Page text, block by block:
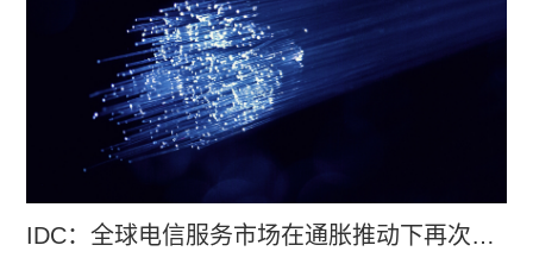
发展到战略性地结合CMOS工业的材料、集成和封装技术，最终
在收发器领域确立了主导地位。硅光子学为需要大容量可扩展性
的应用提供了一个通用的
IDC：全球电信服务市场在通胀推动下再次加速